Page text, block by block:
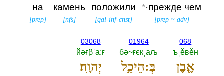
*·прежде чем
[prep~ adv]
положили
[qal-inf-cnst]
камень
[nfs]
на
[prep]
068
ъˌěвěн
אֶ֖בֶן
01964
бә~ғєкˌаљ
בְּ:הֵיכַ֥ל
03068
йәғβˈа:ғ
יְהוָֽה׃